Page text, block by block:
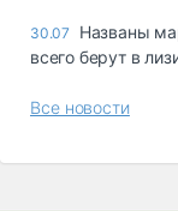
30.07
Названы
всего берут в
Все новости